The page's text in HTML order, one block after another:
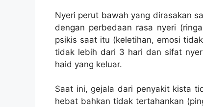
Nyeri perut bawah yang dirasakan
dengan perbedaan rasa nyeri
psikis saat itu (keletihan, emosi
tidak lebih dari 3 hari dan sifat
haid yang keluar.
Saat ini, gejala dari penyakit kista
hebat bahkan tidak tertahankan